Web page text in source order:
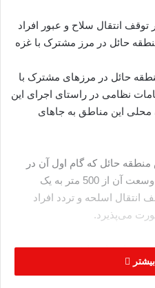
انتقال سلاح و عبور افراد
حائل در مرز مشترک با غزه
حائل در مرزهای مشترک با
نظامی در راستای اجرای این
محلی این مناطق به جاهای
حائل که گام اول آن در
نوامبر سال گذشته برداشته شد و وسعت آن از 500 متر به یک
انتقال اسلحه و تردد افراد
می‌پذیرد.
نامشان فاش نشود،
حائل طی روزهای آینده